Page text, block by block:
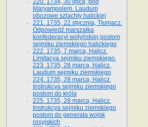
220. 1734, 30 lipca, pod
Maryampolem. Laudum
obozowe szlachty halickiej
221. 1735, 22 stycznia, Tłumacz.
Odpowiedź marszałka
konfederacyi wołyńskiej posłom
sejmiku ziemskiego halickiego
222. 1735, 7 marca, Halicz.
Limitacya sejmiku ziemskiego.
223. 1735, 28 marca, Halicz.
Laudum sejmiku ziemskiego
224. 1735, 28 marca, Halicz.
Instrukcya sejmiku ziemskiego
posłom do króla
225. 1735, 28 marca, Halicz.
Instrukcya sejmiku ziemskiego
posłom do generała wojsk
rosyjskich